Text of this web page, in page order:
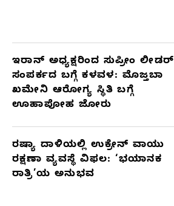
ಇರಾನ್ ಅಧ್ಯಕ್ಷರಿಂದ ಸುಪ್ರೀಂ ಲೀಡರ್
ಸಂಪರ್ಕದ ಬಗ್ಗೆ ಕಳವಳ: ಮೊಜ್ತಬಾ
ಖಮೇನಿ ಆರೋಗ್ಯ ಸ್ಥಿತಿ ಬಗ್ಗೆ
ಊಹಾಪೋಹ ಜೋರು
ರಷ್ಯಾ ದಾಳಿಯಲ್ಲಿ ಉಕ್ರೇನ್ ವಾಯು
ರಕ್ಷಣಾ ವ್ಯವಸ್ಥೆ ವಿಫಲ: ‘ಭಯಾನಕ
ರಾತ್ರಿ’ಯ ಅನುಭವ